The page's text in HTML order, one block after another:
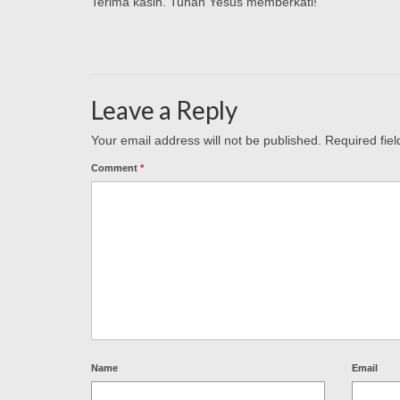
Leave a Reply
Your email address will not be published. Required
Comment *
Name Email